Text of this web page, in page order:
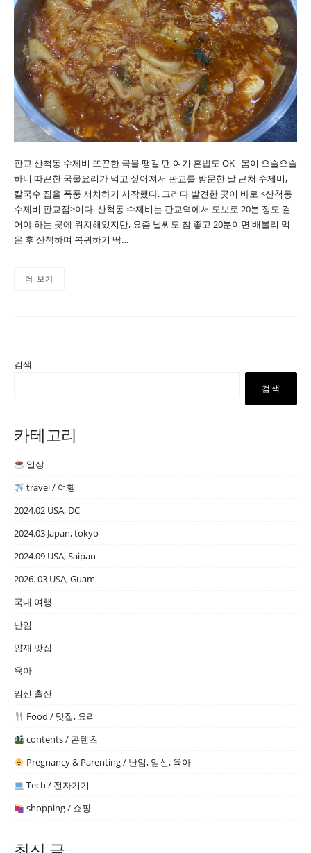
판교 산척동 수제비 뜨끈한 국물 땡길 땐 여기 혼밥도 OK 몸이 으슬으슬
하니 따끈한 국물요리가 먹고 싶어져서 판교를 방문한 날 근처 수제비,
칼국수 집을 폭풍 서치하기 시작했다. 그러다 발견한 곳이 바로 <산척동
수제비 판교점>이다. 산척동 수제비는 판교역에서 도보로 20분 정도 걸
어야 하는 곳에 위치해있지만, 요즘 날씨도 참 좋고 20분이면 배불리 먹
은 후 산책하며 복귀하기 딱…
더 보기
검색
검색
카테고리
일상
travel / 여행
2024.02 USA, DC
2024.03 Japan, tokyo
2024.09 USA, Saipan
2026. 03 USA, Guam
국내 여행
난임
양재 맛집
육아
임신 출산
Food / 맛집, 요리
contents / 콘텐츠
Pregnancy & Parenting / 난임, 임신, 육아
Tech / 전자기기
shopping / 쇼핑